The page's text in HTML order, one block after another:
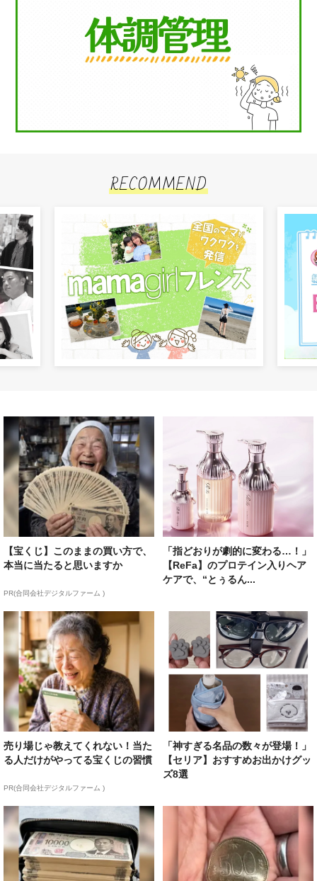
RECOMMEND
【宝くじ】このままの買い方で、
本当に当たると思いますか
PR(合同会社デジタルファーム )
「指どおりが劇的に変わる…！」
【ReFa】のプロテイン入りヘア
ケアで、“とぅるん...
売り場じゃ教えてくれない！当た
る人だけがやってる宝くじの習慣
PR(合同会社デジタルファーム )
「神すぎる名品の数々が登場！」
【セリア】おすすめお出かけグッ
ズ8選